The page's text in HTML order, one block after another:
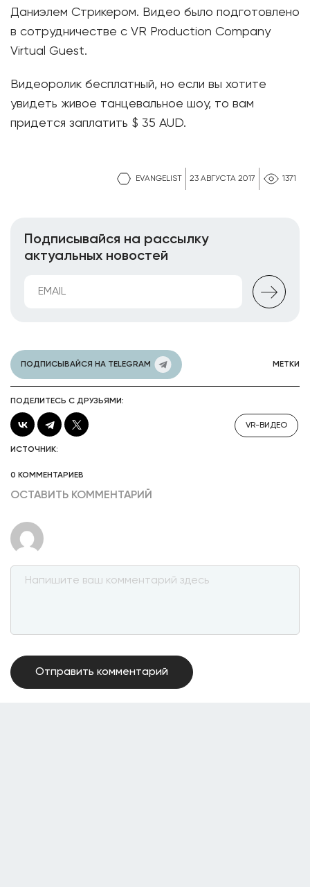
EVANGELIST 23 АВГУСТА 2017 1371
Даниэлем Стрикером. Видео было подготовлено
в сотрудничестве с VR Production Company
Virtual Guest.
Видеоролик бесплатный, но если вы хотите
увидеть живое танцевальное шоу, то вам
придется заплатить $ 35 AUD.
Подписывайся на рассылку
актуальных новостей
ПОДПИСЫВАЙСЯ НА TELEGRAM МЕТКИ
ПОДЕЛИТЕСЬ С ДРУЗЬЯМИ:
VR-ВИДЕО
ИСТОЧНИК:
0 КОММЕНТАРИЕВ
ОСТАВИТЬ КОММЕНТАРИЙ